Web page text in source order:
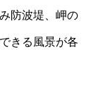
防波堤、岬の
きる風景が各